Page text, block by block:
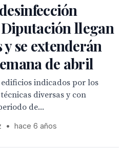
llegan
se extenderán
de abril
indicados por los
diversas y con
de...
• hace 6 años